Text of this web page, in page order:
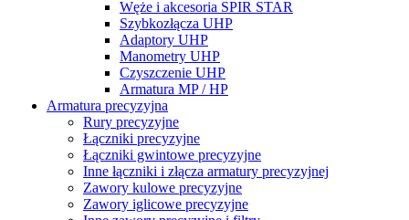
Węże i akcesoria SPIR STAR
Szybkozłącza UHP
Adaptory UHP
Manometry UHP
Czyszczenie UHP
Armatura MP / HP
Armatura precyzyjna
Rury precyzyjne
Łączniki precyzyjne
Łączniki gwintowe precyzyjne
Inne łączniki i złącza armatury precyzyjnej
Zawory kulowe precyzyjne
Zawory iglicowe precyzyjne